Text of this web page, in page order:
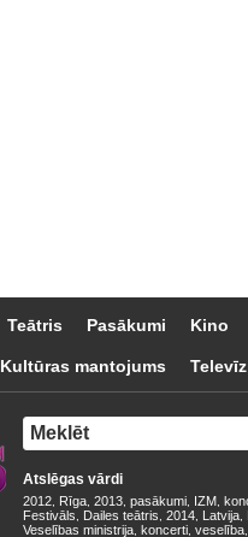
Teātris Pasākumi Kino
Kultūras mantojums
Atslēgas vārdi
2012 Rīga 2013 pasākumi IZM
Festivāls
Dailes teātris 2014 Latvija
Veselības ministrija koncerti veselība